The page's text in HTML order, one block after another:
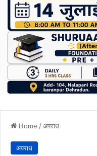
Home /अपराध
अपराध